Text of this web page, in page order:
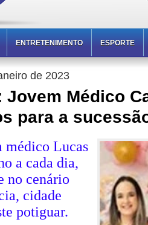
ENTRETENIMENTO ESPORTE
de 2023
Jovem Médico
para a
médico Lucas
a cada dia,
no cenário
cidade
potiguar.